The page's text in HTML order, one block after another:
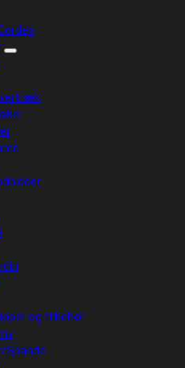
og tilbehør
Spande